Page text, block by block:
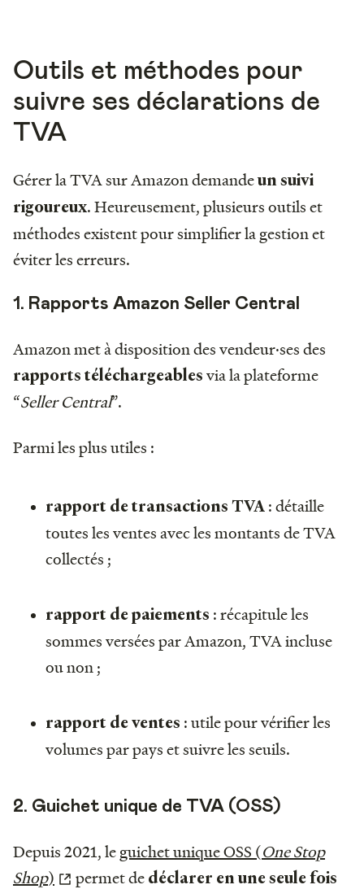
Outils et méthodes pour
suivre ses déclarations de
TVA
Gérer la TVA sur Amazon demandeun suivi
rigoureux. Heureusement, plusieurs outils et
méthodes existent pour simplifier la gestion et
éviter les erreurs.
1. Rapports Amazon Seller Central
Amazon met à disposition des vendeur·ses des
rapports téléchargeables via la plateforme
“Seller Central”.
Parmi les plus utiles :
rapport de transactions TVA : détaille
toutes les ventes avec les montants de TVA
collectés ;
rapport de paiements : récapitule les
sommes versées par Amazon, TVA incluse
ou non ;
rapport de ventes : utile pour vérifier les
volumes par pays et suivre les seuils.
2. Guichet unique de TVA (OSS)
Depuis 2021, leguichet unique OSS (One Stop
Shop) permet de déclarer en une seule fois